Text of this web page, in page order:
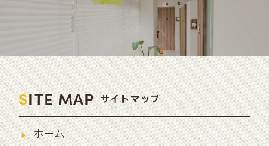
SITE MAP サイトマップ
ホーム